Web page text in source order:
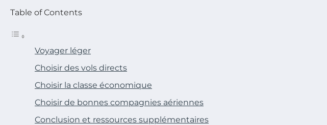
Table of Contents
Voyager léger
Choisir des vols directs
Choisir la classe économique
Choisir de bonnes compagnies aériennes
Conclusion et ressources supplémentaires